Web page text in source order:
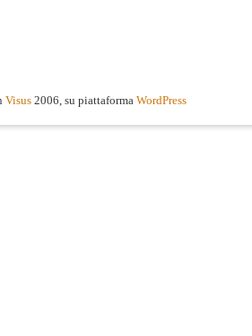
Visus 2006, su piattaforma WordPress